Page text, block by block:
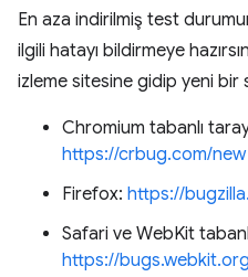
En aza indirilmiş test
ilgili hatayı bildirmeye
izleme sitesine gidip yeni bir
Chromium tabanlı
https://crbug.com/new
Firefox: https://
Safari ve WebKit
https://